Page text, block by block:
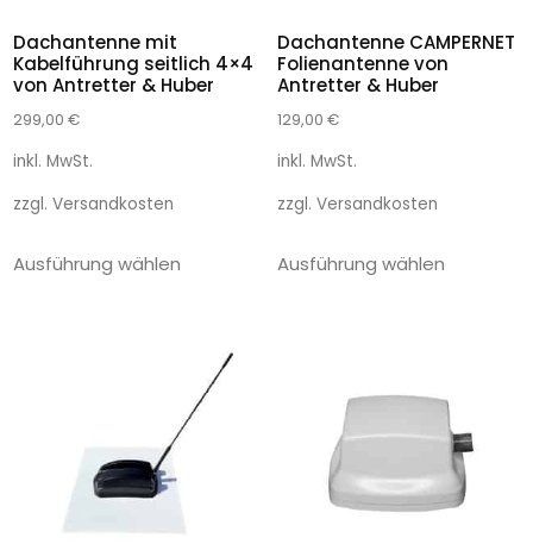
Dachantenne mit
Kabelführung seitlich 4×4
von Antretter & Huber
299,00 €
inkl. MwSt.
zzgl. Versandkosten
Ausführung wählen
Dachantenne CAMPERNET
Folienantenne von
Antretter & Huber
129,00 €
inkl. MwSt.
zzgl. Versandkosten
Ausführung wählen